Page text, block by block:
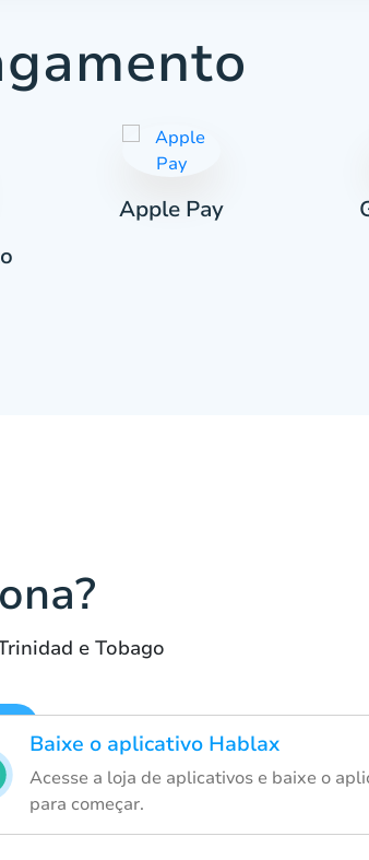
Apple Pay
e Tobago
Baixe o aplicativo Hablax
Acesse a loja de aplicativos e baixe o
para começar.